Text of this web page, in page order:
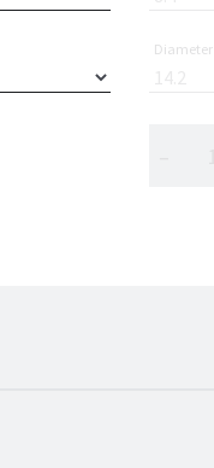
Diameter